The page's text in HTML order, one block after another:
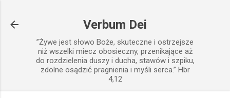
Verbum Dei
”Żywe jest słowo Boże, skuteczne i ostrzejsze
niż wszelki miecz obosieczny, przenikające aż
do rozdzielenia duszy i ducha, stawów i szpiku,
zdolne osądzić pragnienia i myśli serca.” Hbr
4,12